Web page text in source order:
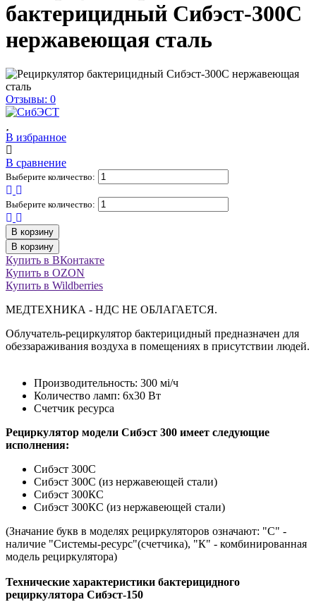
бактерицидный Сибэст-300С
нержавеющая сталь
Отзывы: 0
В избранное
В сравнение
Выберите количество:
Выберите количество:
В корзину
В корзину
Купить в ВКонтакте
Купить в OZON
Купить в Wildberries
МЕДТЕХНИКА - НДС НЕ ОБЛАГАЕТСЯ.
Облучатель-рециркулятор бактерицидный предназначен для
обеззараживания воздуха в помещениях в присутствии людей.
Производительность: 300 мі/ч
Количество ламп: 6х30 Вт
Счетчик ресурса
Рециркулятор модели Сибэст 300 имеет следующие
исполнения:
Сибэст 300С
Сибэст 300С (из нержавеющей стали)
Сибэст 300КС
Сибэст 300КС (из нержавеющей стали)
(Значание букв в моделях рециркуляторов означают: "С" -
наличие "Системы-ресурс"(счетчика), "К" - комбинированная
модель рециркулятора)
Технические характеристики бактерицидного
рециркулятора Сибэст-150